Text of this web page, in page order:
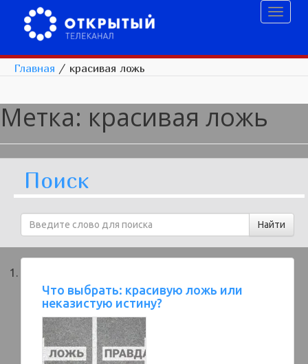
Главная / красивая ложь
Метка: красивая ложь
Поиск
Что выбрать: красивую ложь или
неказистую истину?